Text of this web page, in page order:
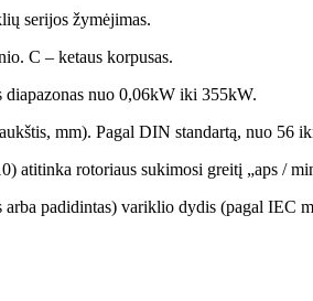
serijos žymėjimas.
C – ketaus korpusas.
nuo 0,06kW iki 355kW.
mm). Pagal DIN standartą, nuo 56
atitinka rotoriaus sukimosi greitį „aps /
arba padidintas) variklio dydis (pagal IEC